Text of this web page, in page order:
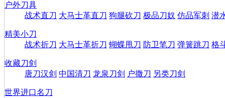
户外刀具
战术直刀 大马士革直刀 狗腿砍刀 极品刀奴 仿品军刺 潜
精美小刀
战术折刀 大马士革折刀 蝴蝶甩刀 防卫笔刀 弹簧跳刀 格
收藏刀剑
唐刀汉剑 中国清刀 龙泉刀剑 户撒刀 另类刀剑
世界进口名刀